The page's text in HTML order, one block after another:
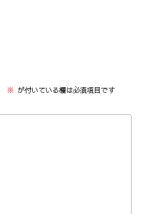
※ が付いている欄は必須項目です